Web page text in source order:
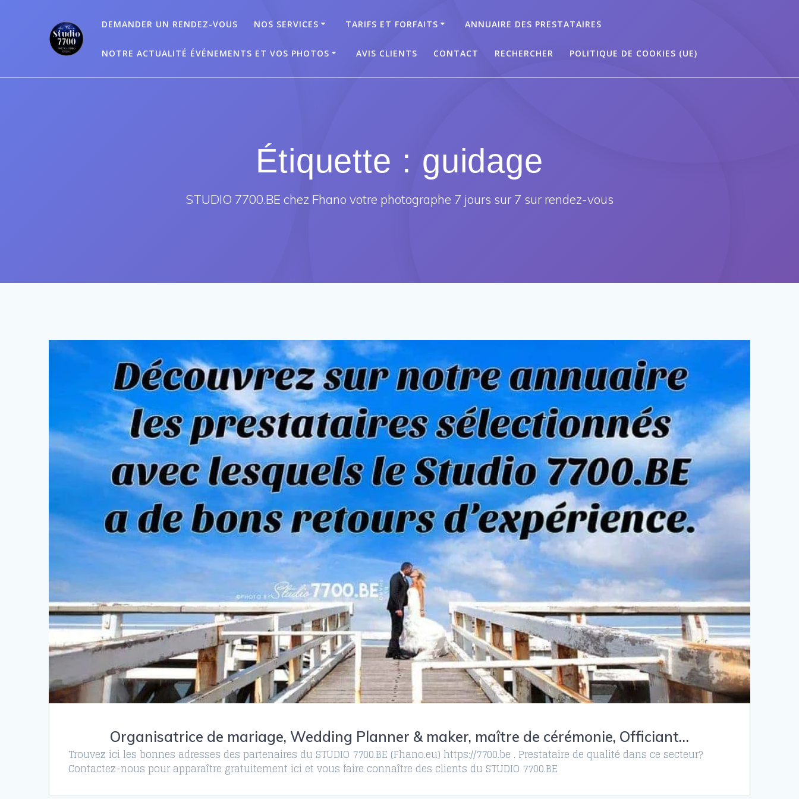
DEMANDER UN RENDEZ-VOUS NOS SERVICES TARIFS ET FORFAITS ANNUAIRE DES PRESTATAIRES
NOTRE ACTUALITÉ ÉVÉNEMENTS ET VOS PHOTOS AVIS CLIENTS CONTACT RECHERCHER POLITIQUE DE COOKIES (UE)
Étiquette : guidage
STUDIO 7700.BE chez Fhano votre photographe 7 jours sur 7 sur rendez-vous
Organisatrice de mariage, Wedding Planner & maker, maître de cérémonie, Officiant…
Trouvez ici les bonnes adresses des partenaires du STUDIO 7700.BE (Fhano.eu) https://7700.be . Prestataire de qualité dans ce secteur?
Contactez-nous pour apparaître gratuitement ici et vous faire connaître des clients du STUDIO 7700.BE